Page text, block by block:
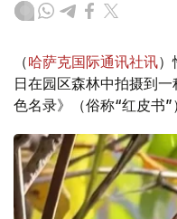
（哈萨克国际通讯社讯
日在园区森林中拍摄到
色名录》（俗称“红皮书